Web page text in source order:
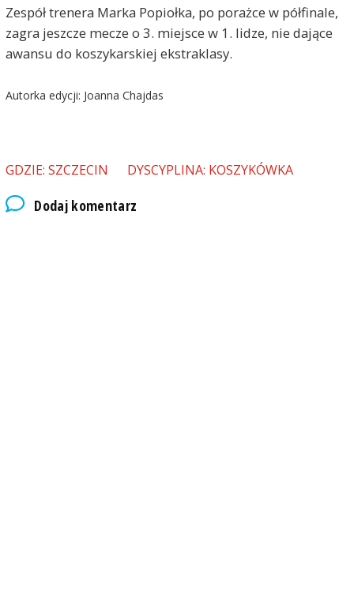
Zespół trenera Marka Popiołka, po porażce w półfinale,
zagra jeszcze mecze o 3. miejsce w 1. lidze, nie dające
awansu do koszykarskiej ekstraklasy.
Autorka edycji: Joanna Chajdas
GDZIE: SZCZECIN DYSCYPLINA: KOSZYKÓWKA
Dodaj komentarz